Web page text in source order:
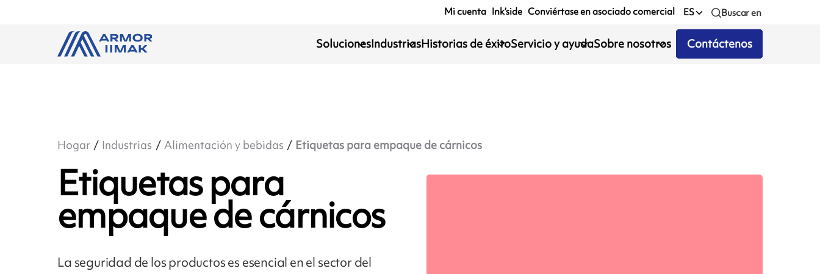
Mi cuenta Ink’side Conviértase en asociado comercial ES Buscar en
SolucionesIndustriasHistorias de éxitoServicio y ayudaSobre nosotros Contáctenos
Hogar Industrias Alimentación y bebidas Etiquetas para empaque de cárnicos
Etiquetas para
empaque de cárnicos
La seguridad de los productos es esencial en el sector del